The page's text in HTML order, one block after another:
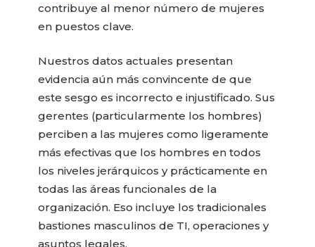
contribuye al menor número de mujeres
en puestos clave.
Nuestros datos actuales presentan
evidencia aún más convincente de que
este sesgo es incorrecto e injustificado. Sus
gerentes (particularmente los hombres)
perciben a las mujeres como ligeramente
más efectivas que los hombres en todos
los niveles jerárquicos y prácticamente en
todas las áreas funcionales de la
organización. Eso incluye los tradicionales
bastiones masculinos de TI, operaciones y
asuntos legales.